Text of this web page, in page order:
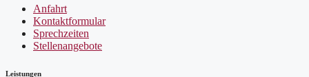
Anfahrt
Kontaktformular
Sprechzeiten
Stellenangebote
Leistungen